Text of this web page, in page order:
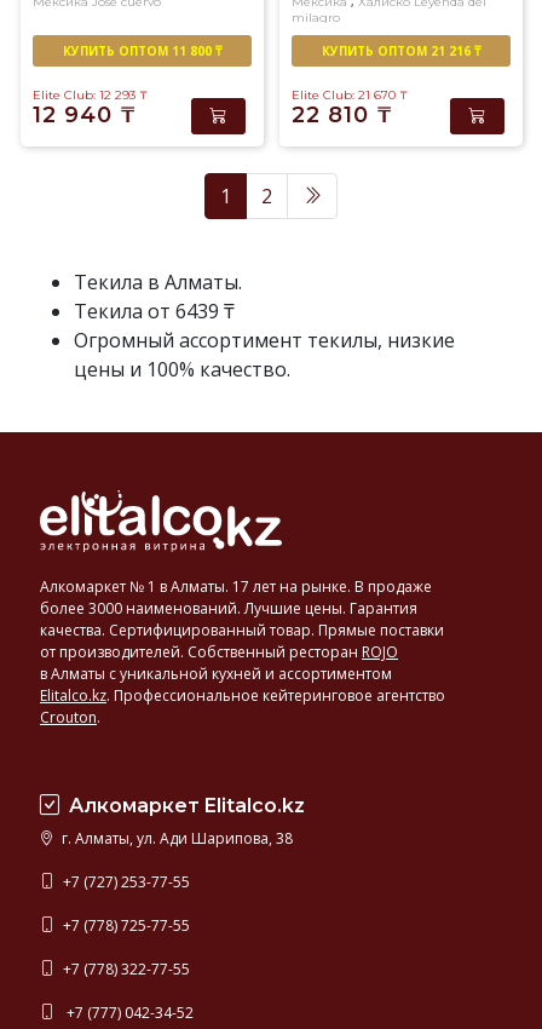
КУПИТЬ ОПТОМ 11 800 ₸
Elite Club: 12 293 ₸
12 940 ₸
milagro
КУПИТЬ ОПТОМ 21 216 ₸
Elite Club: 21 670 ₸
22 810 ₸
1 2
Текила в Алматы.
Текила от 6439 ₸
Огромный ассортимент текилы, низкие
цены и 100% качество.
Алкомаркет № 1 в Алматы. 17 лет на рынке. В продаже
более 3000 наименований. Лучшие цены. Гарантия
качества. Сертифицированный товар. Прямые поставки
от производителей. Собственный ресторан ROJO
в Алматы с уникальной кухней и ассортиментом
Elitalco.kz. Профессиональное кейтеринговое агентство
Crouton.
Алкомаркет Elitalco.kz
г. Алматы, ул. Ади Шарипова, 38
+7 (727) 253-77-55
+7 (778) 725-77-55
+7 (778) 322-77-55
+7 (777) 042-34-52